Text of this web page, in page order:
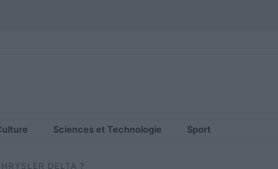
Sciences et Technologie Sport
DELTA ?